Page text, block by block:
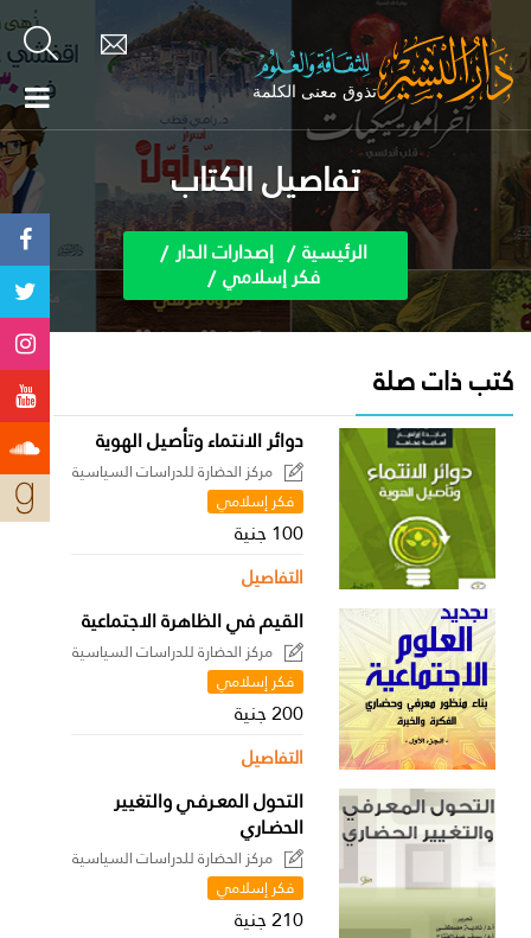
تفاصيل الكتاب
الرئيسية إصدارات الدار
فكر إسلامي
كتب ذات صلة
دوائر الانتماء وتأصيل الهوية
مركز الحضارة للدراسات السياسية
فكر إسلامي
100 جنية
التفاصيل
القيم في الظاهرة الاجتماعية
مركز الحضارة للدراسات السياسية
فكر إسلامي
200 جنية
التفاصيل
التحول المعـرفـي والتغيير
الحضـاري
مركز الحضارة للدراسات السياسية
فكر إسلامي
210 جنية